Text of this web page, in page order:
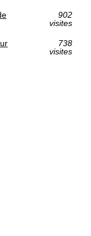
902
visites
738
visites